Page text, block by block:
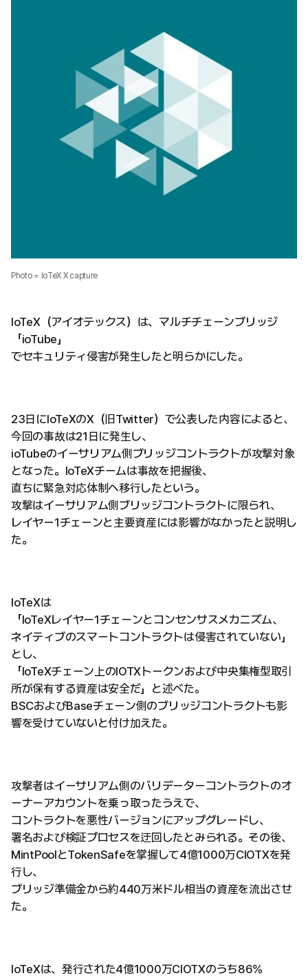
Photo = IoTeX X capture
IoTeX（アイオテックス）は、マルチチェーンブリッジ
「ioTube」
でセキュリティ侵害が発生したと明らかにした。
23日にIoTeXのX（旧Twitter）で公表した内容によると、
今回の事故は21日に発生し、
ioTubeのイーサリアム側ブリッジコントラクトが攻撃対象
となった。IoTeXチームは事故を把握後、
直ちに緊急対応体制へ移行したという。
攻撃はイーサリアム側ブリッジコントラクトに限られ、
レイヤー1チェーンと主要資産には影響がなかったと説明し
た。
IoTeXは
「IoTeXレイヤー1チェーンとコンセンサスメカニズム、
ネイティブのスマートコントラクトは侵害されていない」
とし、
「IoTeXチェーン上のIOTXトークンおよび中央集権型取引
所が保有する資産は安全だ」と述べた。
BSCおよびBaseチェーン側のブリッジコントラクトも影
響を受けていないと付け加えた。
攻撃者はイーサリアム側のバリデーターコントラクトのオ
ーナーアカウントを乗っ取ったうえで、
コントラクトを悪性バージョンにアップグレードし、
署名および検証プロセスを迂回したとみられる。その後、
MintPoolとTokenSafeを掌握して4億1000万CIOTXを発
行し、
ブリッジ準備金から約440万米ドル相当の資産を流出させ
た。
IoTeXは、発行された4億1000万CIOTXのうち86%